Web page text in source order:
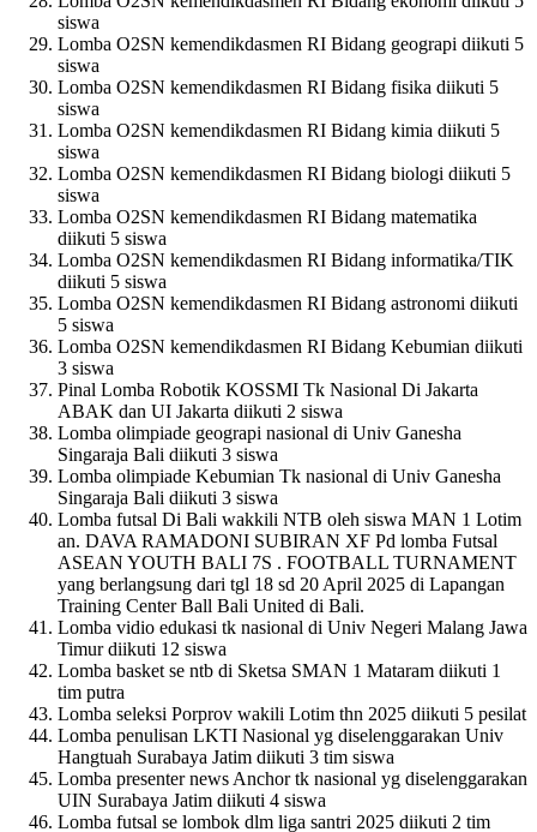
siswa
Lomba O2SN kemendikdasmen RI Bidang geograpi diikuti 5
siswa
Lomba O2SN kemendikdasmen RI Bidang fisika diikuti 5
siswa
Lomba O2SN kemendikdasmen RI Bidang kimia diikuti 5
siswa
Lomba O2SN kemendikdasmen RI Bidang biologi diikuti 5
siswa
Lomba O2SN kemendikdasmen RI Bidang matematika
diikuti 5 siswa
Lomba O2SN kemendikdasmen RI Bidang informatika/TIK
diikuti 5 siswa
Lomba O2SN kemendikdasmen RI Bidang astronomi diikuti
5 siswa
Lomba O2SN kemendikdasmen RI Bidang Kebumian diikuti
3 siswa
Pinal Lomba Robotik KOSSMI Tk Nasional Di Jakarta
ABAK dan UI Jakarta diikuti 2 siswa
Lomba olimpiade geograpi nasional di Univ Ganesha
Singaraja Bali diikuti 3 siswa
Lomba olimpiade Kebumian Tk nasional di Univ Ganesha
Singaraja Bali diikuti 3 siswa
Lomba futsal Di Bali wakkili NTB oleh siswa MAN 1 Lotim
an. DAVA RAMADONI SUBIRAN XF Pd lomba Futsal
ASEAN YOUTH BALI 7S . FOOTBALL TURNAMENT
yang berlangsung dari tgl 18 sd 20 April 2025 di Lapangan
Training Center Ball Bali United di Bali.
Lomba vidio edukasi tk nasional di Univ Negeri Malang Jawa
Timur diikuti 12 siswa
Lomba basket se ntb di Sketsa SMAN 1 Mataram diikuti 1
tim putra
Lomba seleksi Porprov wakili Lotim thn 2025 diikuti 5 pesilat
Lomba penulisan LKTI Nasional yg diselenggarakan Univ
Hangtuah Surabaya Jatim diikuti 3 tim siswa
Lomba presenter news Anchor tk nasional yg diselenggarakan
UIN Surabaya Jatim diikuti 4 siswa
Lomba futsal se lombok dlm liga santri 2025 diikuti 2 tim